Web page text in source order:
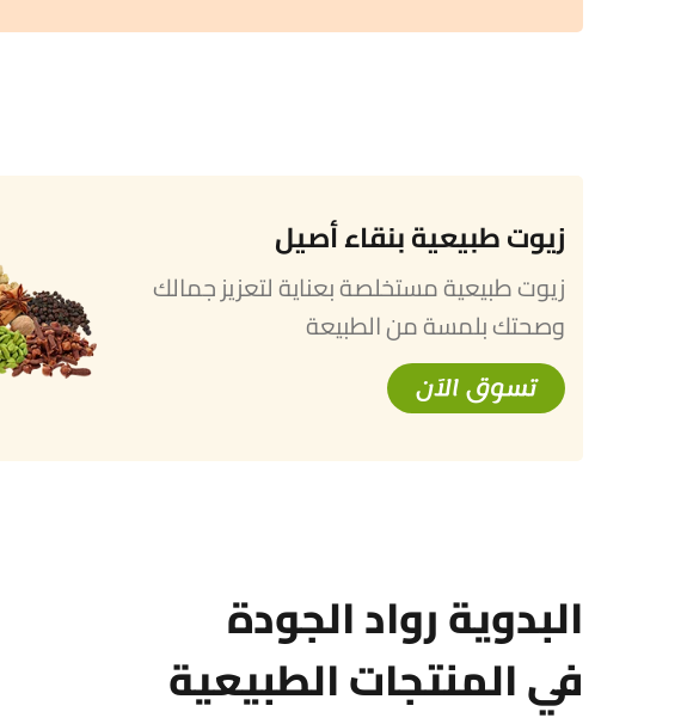
زيوت طبيعية بنقاء أصيل
زيوت طبيعية مستخلصة بعناية لتعزيز جمالك
وصحتك بلمسة من الطبيعة
تسوق الآن
البدوية رواد الجودة
في المنتجات الطبيعية